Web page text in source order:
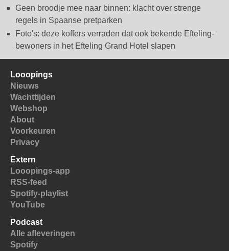
Geen broodje mee naar binnen: klacht over strenge
regels in Spaanse pretparken
Foto's: deze koffers verraden dat ook bekende Efteling-
bewoners in het Efteling Grand Hotel slapen
Looopings
Nieuws
Wachttijden
Webshop
About
Voorkeuren
Privacy
Extern
Looopings-app
RSS-feed
Spotify-playlist
YouTube
Podcast
Alle afleveringen
Spotify